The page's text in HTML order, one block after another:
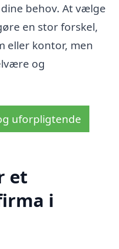
behov. At vælge
en stor forskel,
eller kontor, men
og
uforpligtende
et
i